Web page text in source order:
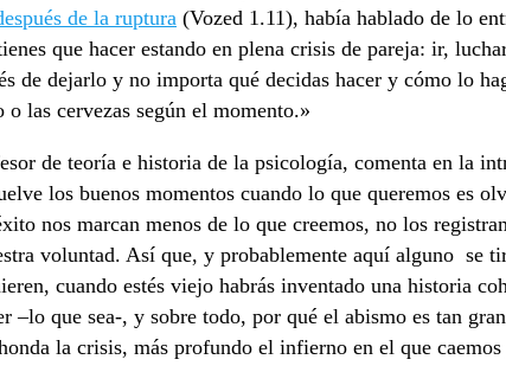
de la ruptura (Vozed 1.11), había hablado de lo
que hacer estando en plena crisis de pareja: ir,
de dejarlo y no importa qué decidas hacer y cómo lo
las cervezas según el momento.»
de teoría e historia de la psicología, comenta en la
los buenos momentos cuando lo que queremos es
nos marcan menos de lo que creemos, no los
voluntad. Así que, y probablemente aquí alguno se
cuando estés viejo habrás inventado una historia
–lo que sea-, y sobre todo, por qué el abismo es tan
la crisis, más profundo el infierno en el que